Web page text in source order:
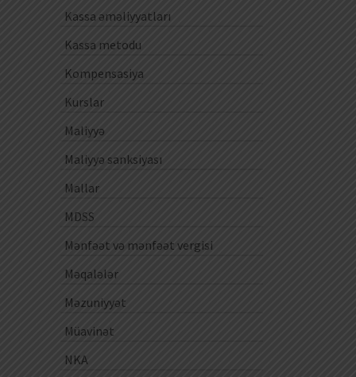
Kassa əməliyyatları
Kassa metodu
Kompensasiya
Kurslar
Maliyyə
Maliyyə sanksiyası
Mallar
MDSS
Mənfəət və mənfəət vergisi
Məqalələr
Məzuniyyət
Müavinət
NKA